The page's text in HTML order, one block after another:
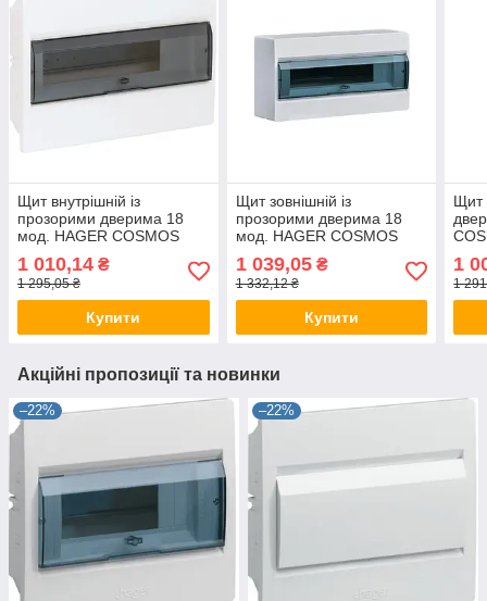
Щит внутрішній із
прозорими дверима 18
мод. HAGER COSMOS
шафа КОСМОС
розподільний
1 010,14 ₴
1 295,05 ₴
Купити
Щит зовнішній із
прозорими дверима 18
мод. HAGER COSMOS
КОСМС розподільний
навісний
1 039,05₴
1 332,12 ₴
Купити
Щит
1
1
Акційні пропозиції та новинки
–22% –22%